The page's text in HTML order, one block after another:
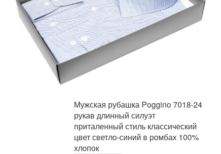
Мужская рубашка Poggino 7018-24
рукав длинный силуэт
приталенный стиль классический
цвет светло-синий в ромбах 100%
хлопок